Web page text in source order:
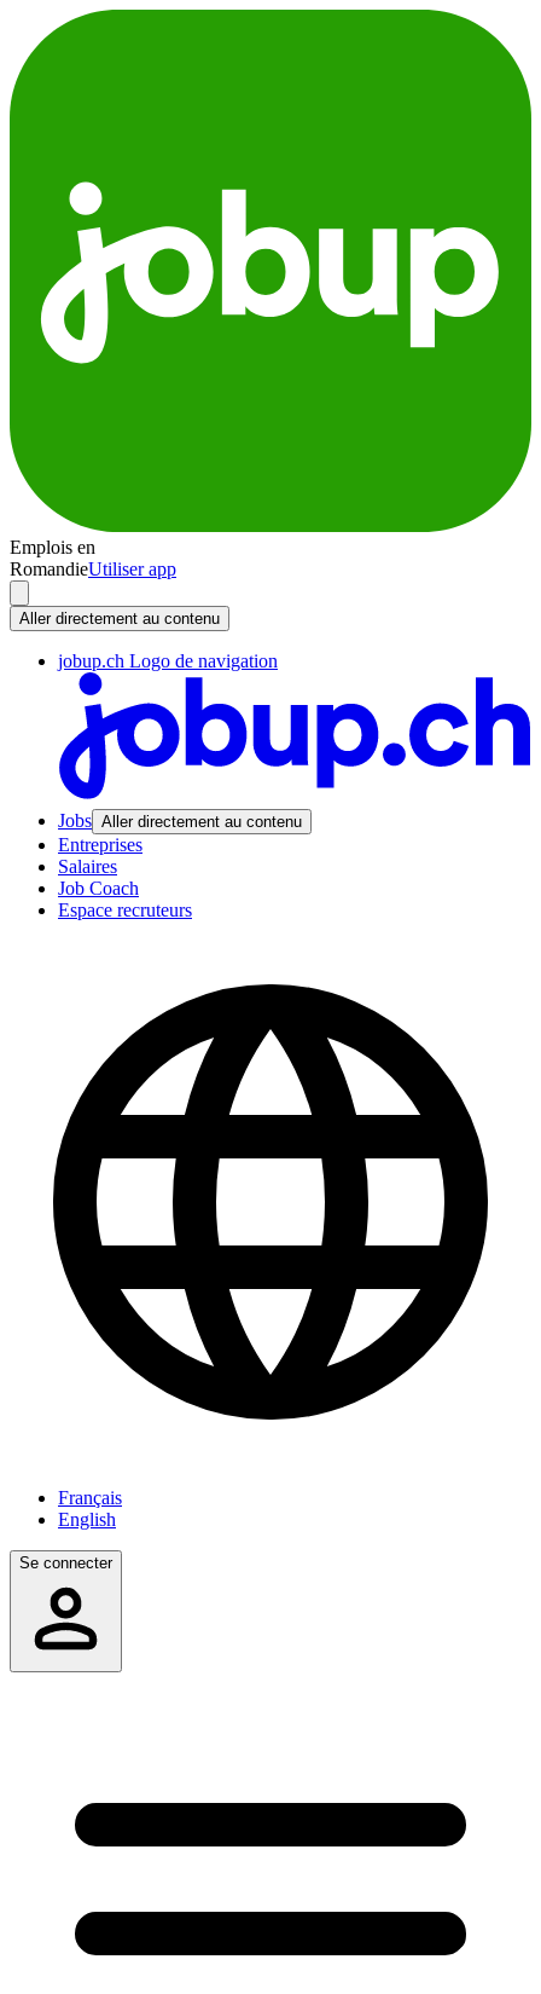
Emplois en
RomandieUtiliser app
Aller directement au contenu
jobup.ch Logo de navigation
Jobs Aller directement au contenu
Entreprises
Salaires
Job Coach
Espace recruteurs
Français
English
Se connecter